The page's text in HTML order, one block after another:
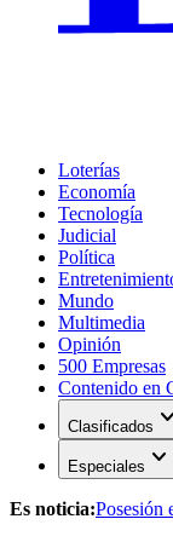
Loterías
Economía
Tecnología
Judicial
Política
Mundo
Multimedia
Opinión
500 Empresas
Contenido en
Clasificados expand_more
Especiales expand_more
Es noticia:Posesión